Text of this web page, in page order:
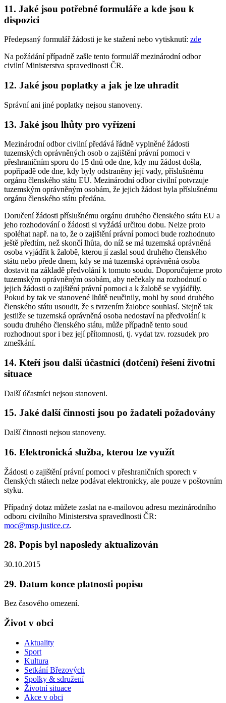
11. Jaké jsou potřebné formuláře a kde jsou k
dispozici
Předepsaný formulář žádosti je ke stažení nebo vytisknutí: zde
Na požádání případně zašle tento formulář mezinárodní odbor
civilní Ministerstva spravedlnosti ČR.
12. Jaké jsou poplatky a jak je lze uhradit
Správní ani jiné poplatky nejsou stanoveny.
13. Jaké jsou lhůty pro vyřízení
Mezinárodní odbor civilní předává řádně vyplněné žádosti
tuzemských oprávněných osob o zajištění právní pomoci v
přeshraničním sporu do 15 dnů ode dne, kdy mu žádost došla,
popřípadě ode dne, kdy byly odstraněny její vady, příslušnému
orgánu členského státu EU. Mezinárodní odbor civilní potvrzuje
tuzemským oprávněným osobám, že jejich žádost byla příslušnému
orgánu členského státu předána.
Doručení žádosti příslušnému orgánu druhého členského státu EU a
jeho rozhodování o žádosti si vyžádá určitou dobu. Nelze proto
spoléhat např. na to, že o zajištění právní pomoci bude rozhodnuto
ještě předtím, než skončí lhůta, do níž se má tuzemská oprávněná
osoba vyjádřit k žalobě, kterou jí zaslal soud druhého členského
státu nebo přede dnem, kdy se má tuzemská oprávněná osoba
dostavit na základě předvolání k tomuto soudu. Doporučujeme proto
tuzemským oprávněným osobám, aby nečekaly na rozhodnutí o
jejich žádosti o zajištění právní pomoci a k žalobě se vyjádřily.
Pokud by tak ve stanovené lhůtě neučinily, mohl by soud druhého
členského státu usoudit, že s tvrzením žalobce souhlasí. Stejně tak
jestliže se tuzemská oprávněná osoba nedostaví na předvolání k
soudu druhého členského státu, může případně tento soud
rozhodnout spor i bez její přítomnosti, tj. vydat tzv. rozsudek pro
zmeškání.
14. Kteří jsou další účastníci (dotčení) řešení životní
situace
Další účastníci nejsou stanoveni.
15. Jaké další činnosti jsou po žadateli požadovány
Další činnosti nejsou stanoveny.
16. Elektronická služba, kterou lze využít
Žádosti o zajištění právní pomoci v přeshraničních sporech v
členských státech nelze podávat elektronicky, ale pouze v poštovním
styku.
Případný dotaz můžete zaslat na e-mailovou adresu mezinárodního
odboru civilního Ministerstva spravedlnosti ČR:
moc@msp.justice.cz.
28. Popis byl naposledy aktualizován
30.10.2015
29. Datum konce platnosti popisu
Bez časového omezení.
Život v obci
Aktuality
Sport
Kultura
Setkání Březových
Spolky & sdružení
Životní situace
Akce v obci